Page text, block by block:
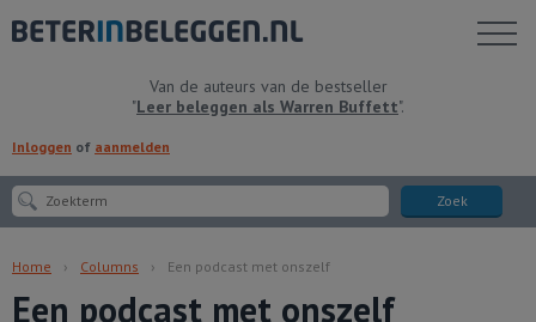
Van de auteurs van de bestseller
"Leer beleggen als Warren Buffett".
Inloggen of aanmelden
Zoek
Toon
Home Columns Een podcast met onszelf
Een podcast met onszelf